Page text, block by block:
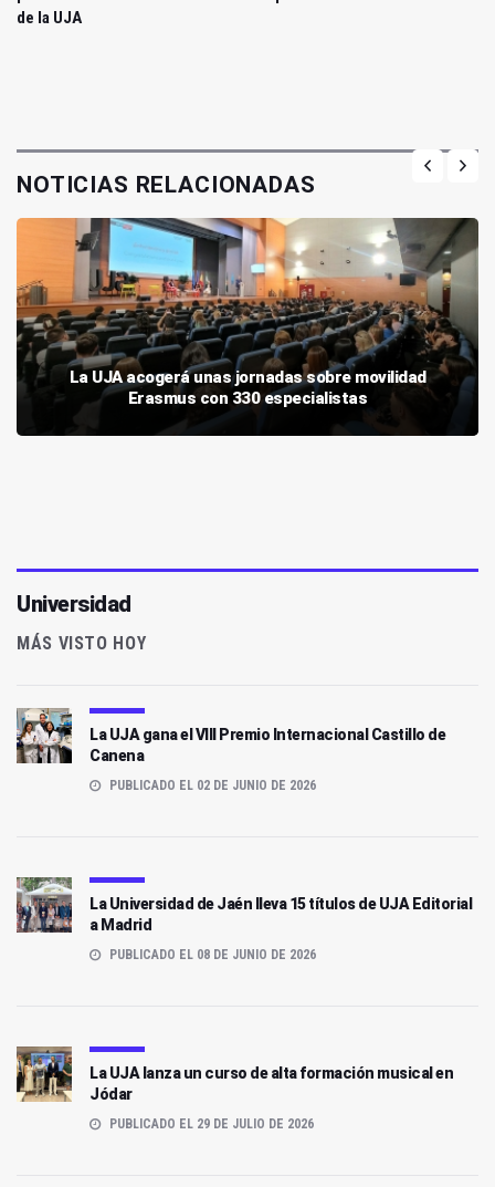
de la UJA
NOTICIAS RELACIONADAS
La UJA acogerá unas jornadas sobre movilidad
Erasmus con 330 especialistas
Universidad
MÁS VISTO HOY
La UJA gana el VIII Premio Internacional Castillo de
Canena
PUBLICADO EL 02 DE JUNIO DE 2026
La Universidad de Jaén lleva 15 títulos de UJA Editorial
a Madrid
PUBLICADO EL 08 DE JUNIO DE 2026
La UJA lanza un curso de alta formación musical en
Jódar
PUBLICADO EL 29 DE JULIO DE 2026